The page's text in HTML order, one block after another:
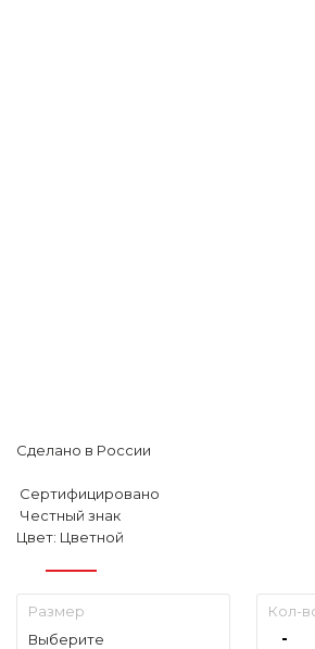
Сделано в России
1/ 9
Сертифицировано
Честный знак
Цвет: Цветной
Выберите